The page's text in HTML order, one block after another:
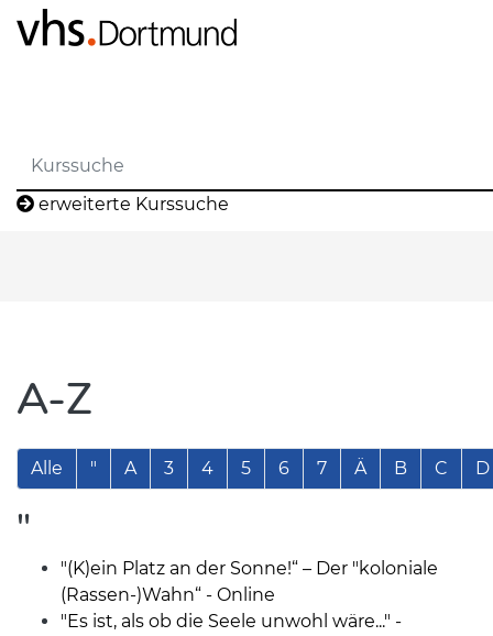
erweiterte Kurssuche
A-Z
Alle " A 3 4 5 6 7 Ä B C D
"
"(K)ein Platz an der Sonne!“ – Der "koloniale
(Rassen-)Wahn“ - Online
"Es ist, als ob die Seele unwohl wäre..." -